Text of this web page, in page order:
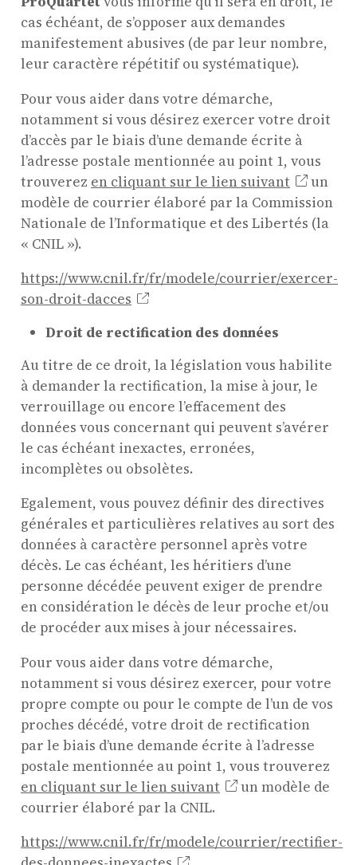
cas échéant, de s’opposer aux demandes
manifestement abusives (de par leur nombre,
leur caractère répétitif ou systématique).
Pour vous aider dans votre démarche,
notamment si vous désirez exercer votre droit
d’accès par le biais d’une demande écrite à
l’adresse postale mentionnée au point 1, vous
trouverez en cliquant sur le lien suivant
un
modèle de courrier élaboré par la Commission
Nationale de l’Informatique et des Libertés (la
« CNIL »).
https://www.cnil.fr/fr/modele/courrier/exercer-
son-droit-dacces
Droit de rectification des données
Au titre de ce droit, la législation vous habilite
à demander la rectification, la mise à jour, le
verrouillage ou encore l’effacement des
données vous concernant qui peuvent s’avérer
le cas échéant inexactes, erronées,
incomplètes ou obsolètes.
Egalement, vous pouvez définir des directives
générales et particulières relatives au sort des
données à caractère personnel après votre
décès. Le cas échéant, les héritiers d’une
personne décédée peuvent exiger de prendre
en considération le décès de leur proche et/ou
de procéder aux mises à jour nécessaires.
Pour vous aider dans votre démarche,
notamment si vous désirez exercer, pour votre
propre compte ou pour le compte de l’un de vos
proches décédé, votre droit de rectification
par le biais d’une demande écrite à l’adresse
postale mentionnée au point 1, vous trouverez
en cliquant sur le lien suivant
un modèle de
courrier élaboré par la CNIL.
https://www.cnil.fr/fr/modele/courrier/rectifier-